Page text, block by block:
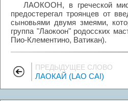
ЛАОКООН, в греческой
предостерегал троянцев от
сыновьями двумя змеями,
группа "Лаокоон" родосских
Пио-Клементино, Ватикан).
ПРЕДЫДУЩЕЕ СЛОВО
ЛАОКАЙ (LAO CAI)